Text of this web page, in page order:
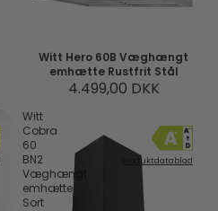
Witt Hero 60B Væghængt
emhætte Rustfrit Stål
4.499,00 DKK
Witt
Cobra
60
BN2
Væghængt
emhætte
Sort
Produktdatablad